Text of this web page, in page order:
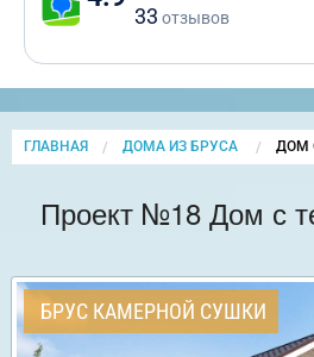
33 отзывов
ГЛАВНАЯ ДОМА ИЗ БРУСА ДОМ
Проект №18 Дом с
БРУС КАМЕРНОЙ СУШКИ